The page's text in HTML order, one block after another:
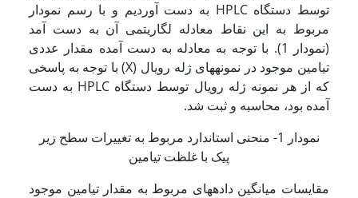
توسط دستگاه HPLC به دست آوردیم و با رسم نمودار
مربوط به این نقاط معادله لگاریتمی آن به دست آمد
(نمودار 1). با توجه به معادله به دست آمده مقدار عددی
تیامین موجود در نمونه­های ژله رویال (X) با توجه به پاسخی
که از هر نمونه ژله رویال توسط دستگاه HPLC به دست
آمده بود، محاسبه و ثبت شد.
نمودار 1- منحنی استاندارد مربوط به تغییرات سطح زیر
پیک با غلظت تیامین
مقایسات میانگین داده­های مربوط به مقدار تیامین موجود